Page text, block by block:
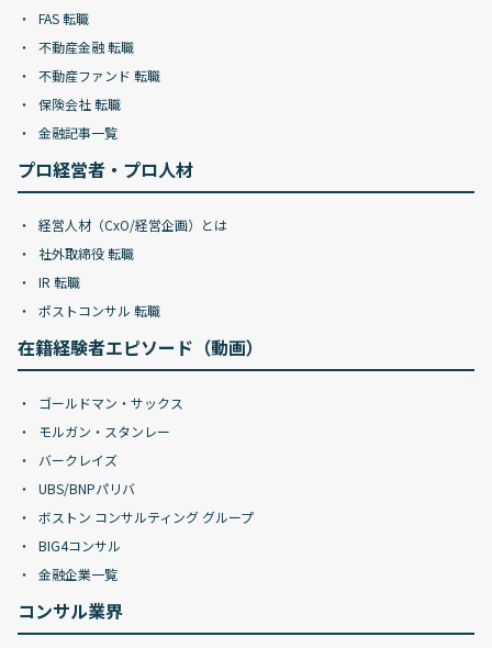
FAS 転職
不動産金融 転職
不動産ファンド 転職
保険会社 転職
金融記事一覧
プロ経営者・プロ人材
経営人材（CxO/経営企画）とは
社外取締役 転職
IR 転職
ポストコンサル 転職
在籍経験者エピソード（動画）
ゴールドマン・サックス
モルガン・スタンレー
バークレイズ
UBS/BNPパリバ
ボストン コンサルティング グループ
BIG4コンサル
金融企業一覧
コンサル業界